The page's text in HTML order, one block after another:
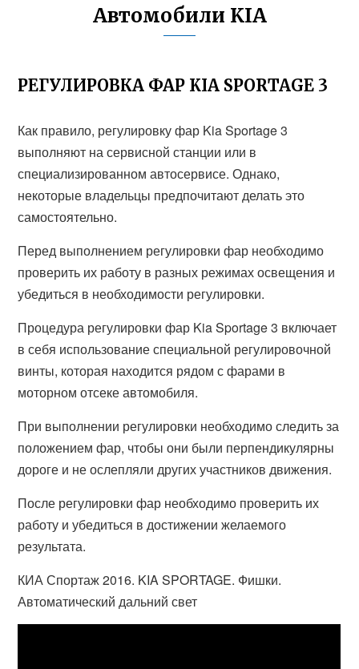
Автомобили KIA
РЕГУЛИРОВКА ФАР KIA SPORTAGE 3
Как правило, регулировку фар Kia Sportage 3
выполняют на сервисной станции или в
специализированном автосервисе. Однако,
некоторые владельцы предпочитают делать это
самостоятельно.
Перед выполнением регулировки фар необходимо
проверить их работу в разных режимах освещения и
убедиться в необходимости регулировки.
Процедура регулировки фар Kia Sportage 3 включает
в себя использование специальной регулировочной
винты, которая находится рядом с фарами в
моторном отсеке автомобиля.
При выполнении регулировки необходимо следить за
положением фар, чтобы они были перпендикулярны
дороге и не ослепляли других участников движения.
После регулировки фар необходимо проверить их
работу и убедиться в достижении желаемого
результата.
КИА Спортаж 2016. KIA SPORTAGE. Фишки.
Автоматический дальний свет